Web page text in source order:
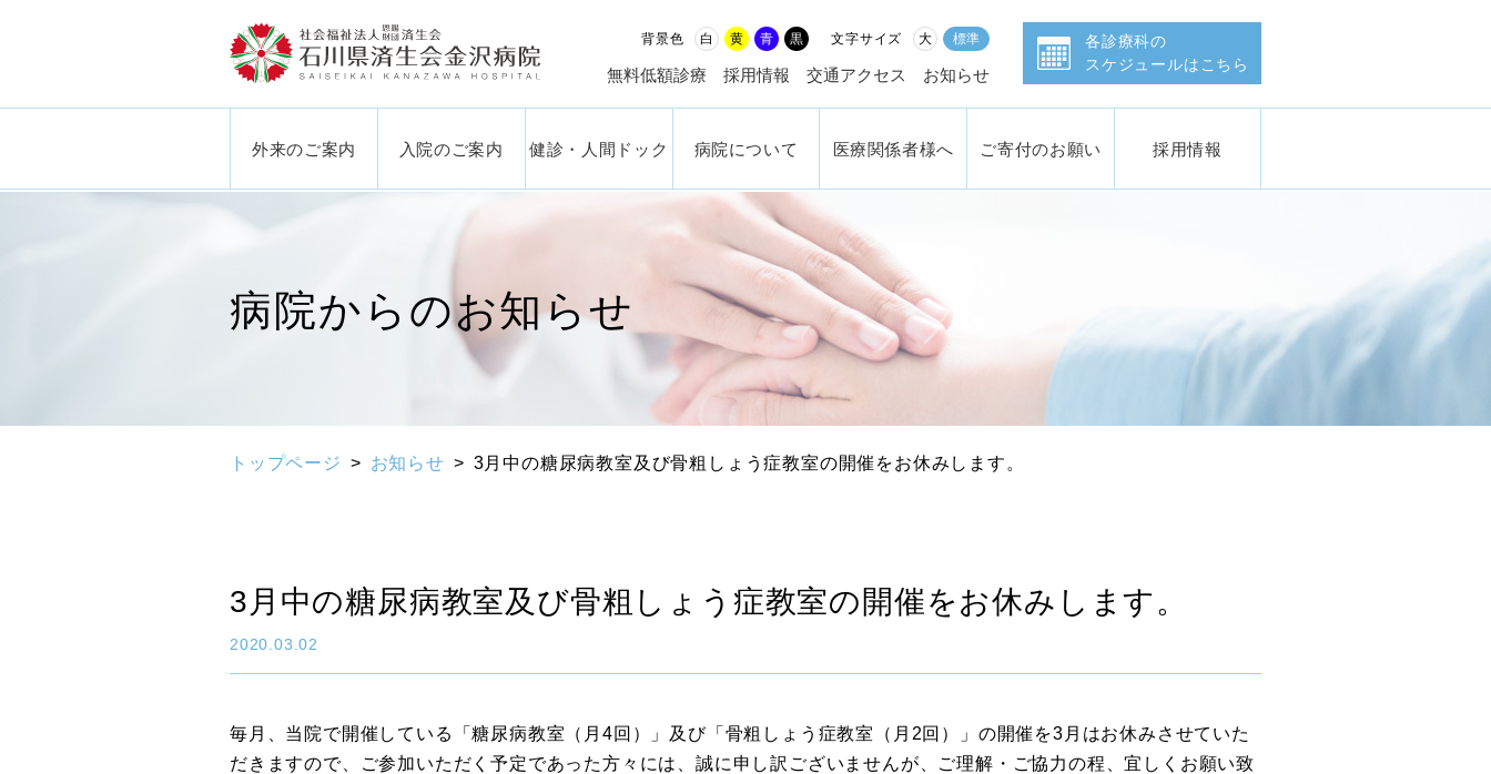
社会福祉法人 恩賜財団済生会 石川県済生会金沢病院
背景色 白 黄 青 黒 文字サイズ 大 標準
無料低額診療 採用情報 交通アクセス お知らせ
各診療科の
スケジュールはこちら
外来のご案内 入院のご案内 健診・人間ドック 病院について 医療関係者様へ ご寄付のお願い 採用情報
病院からのお知らせ
トップページ お知らせ 3月中の糖尿病教室及び骨粗しょう症教室の開催をお休みします。
3月中の糖尿病教室及び骨粗しょう症教室の開催をお休みします。
2020.03.02
毎月、当院で開催している「糖尿病教室（月4回）」及び「骨粗しょう症教室（月2回）」の開催を3月はお休みさせていた
だきますので、ご参加いただく予定であった方々には、誠に申し訳ございませんが、ご理解・ご協力の程、宜しくお願い致